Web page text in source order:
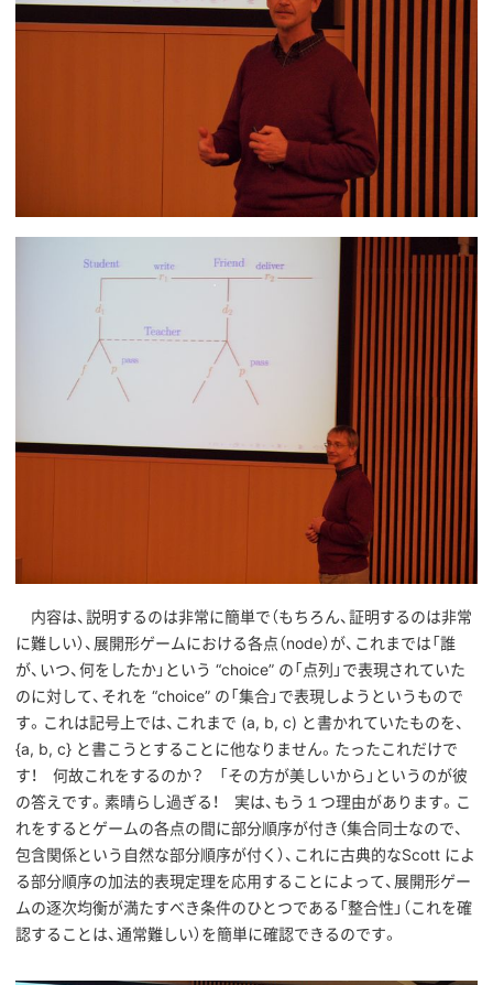
内容は、説明するのは非常に簡単で（もちろん、証明するのは非常
に難しい）、展開形ゲームにおける各点（node）が、これまでは「誰
が、いつ、何をしたか」という “choice” の「点列」で表現されていた
のに対して、それを “choice” の「集合」で表現しようというもので
す。これは記号上では、これまで (a, b, c) と書かれていたものを、
{a, b, c} と書こうとすることに他なりません。たったこれだけで
す！ 何故これをするのか？ 「その方が美しいから」というのが彼
の答えです。素晴らし過ぎる！ 実は、もう１つ理由があります。こ
れをするとゲームの各点の間に部分順序が付き（集合同士なので、
包含関係という自然な部分順序が付く）、これに古典的なScott によ
る部分順序の加法的表現定理を応用することによって、展開形ゲー
ムの逐次均衡が満たすべき条件のひとつである「整合性」（これを確
認することは、通常難しい）を簡単に確認できるのです。